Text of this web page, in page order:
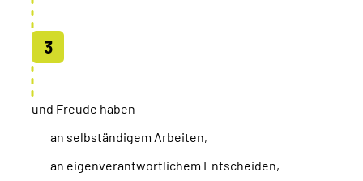
und Freude haben
an selbständigem Arbeiten,
an eigenverantwortlichem Entscheiden,